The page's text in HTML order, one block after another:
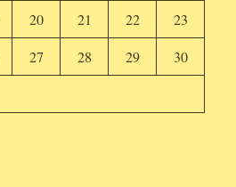
20 21 22
23
27 28 29
30